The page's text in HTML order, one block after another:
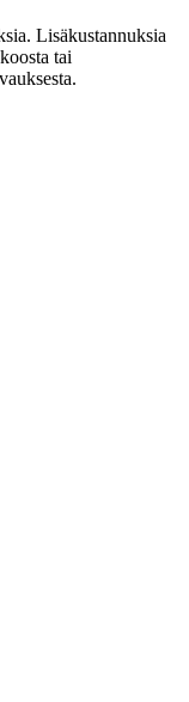
Lisäkustannuksia
tai